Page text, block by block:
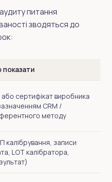
питання
зводяться до
або сертифікат виробника
CRM /
методу
калібрування, записи
LOT калібратора,